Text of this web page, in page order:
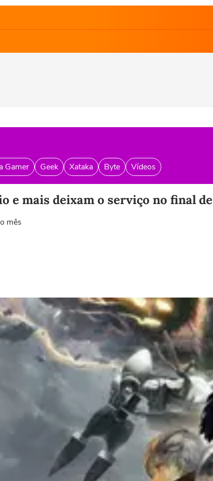
Gamer Geek Xataka Byte Vídeos
e mais deixam o serviço no final
mês